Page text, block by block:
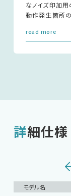
なノイズ印加
動作発生箇所
read more
詳細仕様
モデル名